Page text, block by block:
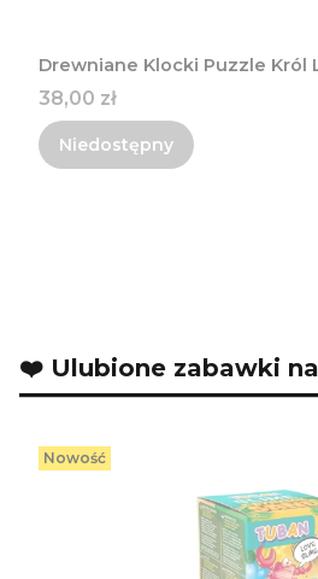
Drewniane Klocki Puzzle Król
Cena
38,00 zł
Niedostępny
❤️ Ulubione zabawki
Nowość